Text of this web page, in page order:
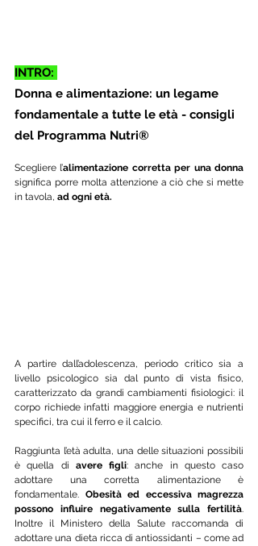
INTRO:
Donna e alimentazione: un legame
fondamentale a tutte le età - consigli
del Programma Nutri®
Scegliere l’alimentazione corretta per una donna
significa porre molta attenzione a ciò che si mette
in tavola, ad ogni età.
A partire dall’adolescenza, periodo critico sia a
livello psicologico sia dal punto di vista fisico,
caratterizzato da grandi cambiamenti fisiologici: il
corpo richiede infatti maggiore energia e nutrienti
specifici, tra cui il ferro e il calcio.
Raggiunta l’età adulta, una delle situazioni possibili
è quella di avere figli: anche in questo caso
adottare una corretta alimentazione è
fondamentale. Obesità ed eccessiva magrezza
possono influire negativamente sulla fertilità.
Inoltre il Ministero della Salute raccomanda di
adottare una dieta ricca di antiossidanti – come ad